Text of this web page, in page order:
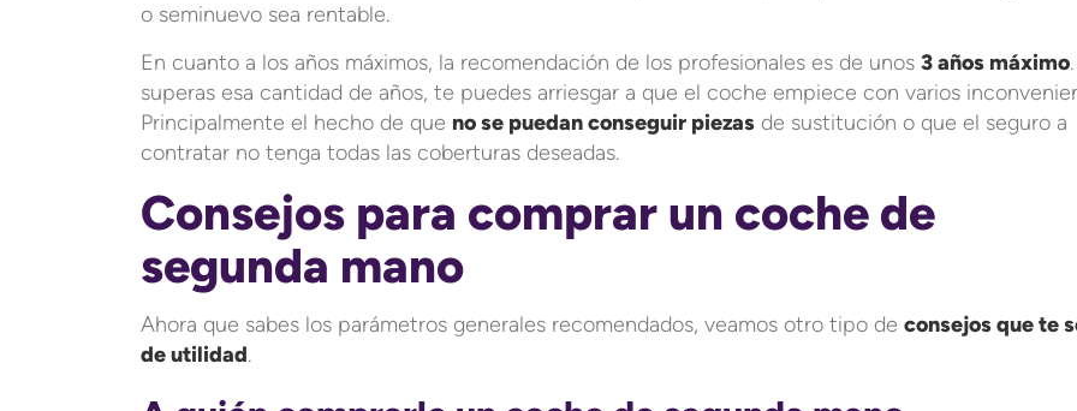
o seminuevo sea rentable.
En cuanto a los años máximos, la recomendación de los profesionales es de unos 3 años máximo
superas esa cantidad de años, te puedes arriesgar a que el coche empiece con varios
Principalmente el hecho de que no se puedan conseguir piezas de sustitución o que el seguro a
contratar no tenga todas las coberturas deseadas.
Consejos para comprar un coche de
segunda mano
Ahora que sabes los parámetros generales recomendados, veamos otro tipo de consejos que te
de utilidad.